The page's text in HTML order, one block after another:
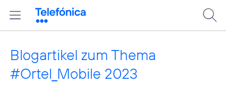
Blogartikel zum Thema
#Ortel_Mobile 2023